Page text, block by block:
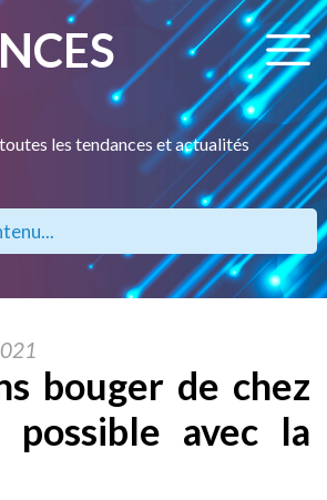
les tendances et actualités
bouger de chez
possible avec la